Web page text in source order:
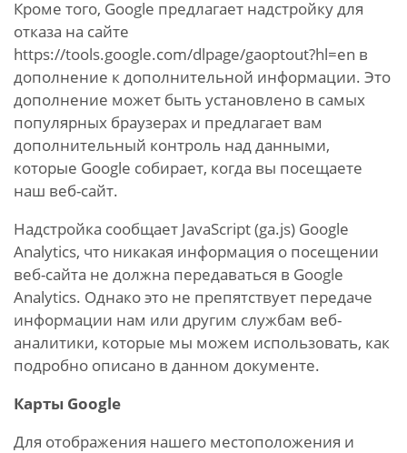
Кроме того, Google предлагает надстройку для
отказа на сайте
https://tools.google.com/dlpage/gaoptout?hl=en в
дополнение к дополнительной информации. Это
дополнение может быть установлено в самых
популярных браузерах и предлагает вам
дополнительный контроль над данными,
которые Google собирает, когда вы посещаете
наш веб-сайт.
Надстройка сообщает JavaScript (ga.js) Google
Analytics, что никакая информация о посещении
веб-сайта не должна передаваться в Google
Analytics. Однако это не препятствует передаче
информации нам или другим службам веб-
аналитики, которые мы можем использовать, как
подробно описано в данном документе.
Карты Google
Для отображения нашего местоположения и